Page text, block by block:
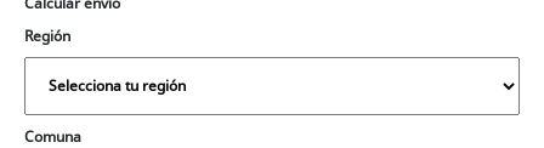
Región
Comuna